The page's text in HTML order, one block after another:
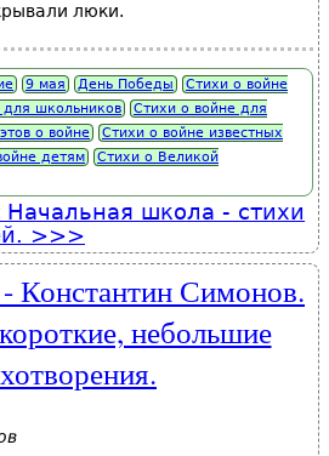
люки.
9 мая День Победы
Стихи о войне
для школьников
Стихи о войне для
о войне
Стихи о войне известных
детям
Стихи о Великой
Начальная школа - стихи
Константин Симонов.
небольшие